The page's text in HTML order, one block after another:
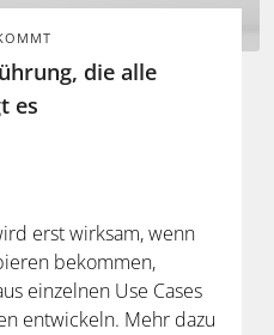
die alle
es
erst wirksam, wenn
bekommen,
einzelnen Use Cases
entwickeln. Mehr dazu